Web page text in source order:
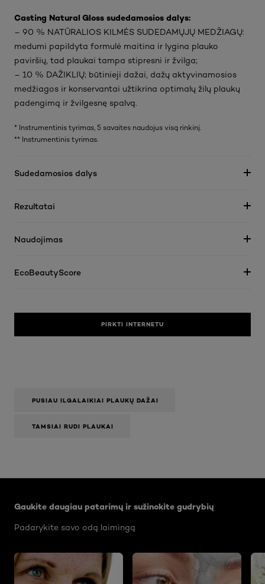
Casting Natural Gloss sudedamosios dalys:
– 90 % NATŪRALIOS KILMĖS SUDEDAMŲJŲ MEDŽIAGŲ:
medumi papildyta formulė maitina ir lygina plauko
paviršių, tad plaukai tampa stipresni ir žvilga;
– 10 % DAŽIKLIŲ; būtinieji dažai, dažų aktyvinamosios
medžiagos ir konservantai užtikrina optimalų žilų plaukų
padengimą ir žvilgesnę spalvą.
* Instrumentinis tyrimas, 5 savaites naudojus visą rinkinį.
** Instrumentinis tyrimas.
Sudedamosios dalys
Rezultatai
Naudojimas
EcoBeautyScore
PIRKTI INTERNETU
PUSIAU ILGALAIKIAI PLAUKŲ DAŽAI
TAMSIAI RUDI PLAUKAI
Gaukite daugiau patarimų ir sužinokite gudrybių
Padarykite savo odą laimingą